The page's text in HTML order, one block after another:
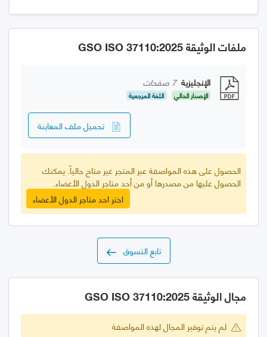
ملفات الوثيقة GSO ISO 37110:2025
الإنجليزية 7 صفحات
الإصدار الحالي اللغة المرجعية
تحميل ملف المعاينة
الحصول على هذه المواصفة عبر المتجر غير متاح حالياً. يمكنك
الحصول عليها من مصدرها أو من أحد متاجر الدول الأعضاء.
اختر احد متاجر الدول الأعضاء
تابع التسوق
مجال الوثيقة GSO ISO 37110:2025
لم يتم توفير المجال لهذه المواصفة